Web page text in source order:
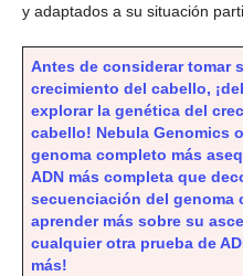
y adaptados a su situación
Antes de considerar tomar
crecimiento del cabello,
explorar la genética del
cabello! Nebula Genomics
genoma completo más
ADN más completa que
secuenciación del genoma
aprender más sobre su
cualquier otra prueba de
más!